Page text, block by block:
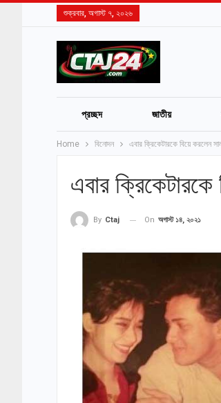
শুক্রবার, অগাস্ট ৭, ২০২৬
প্রচ্ছদ জাতীয়
Home বিনোদন এবার ক্রিকেটারকে বিয়ে করলেন
এবার ক্রিকেটারকে
By Ctaj On অগাস্ট ১৪, ২০২১